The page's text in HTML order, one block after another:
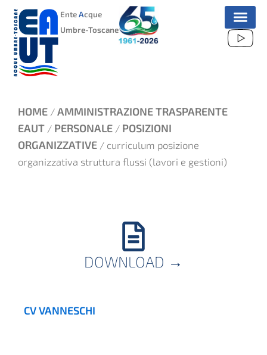
VAI
CONTENUTO
EnteAcque
Umbre-Toscane
HOME / AMMINISTRAZIONE TRASPARENTE
EAUT / PERSONALE / POSIZIONI
ORGANIZZATIVE / curriculum posizione
organizzativa struttura flussi (lavori e gestioni)
DOWNLOAD →
CV VANNESCHI